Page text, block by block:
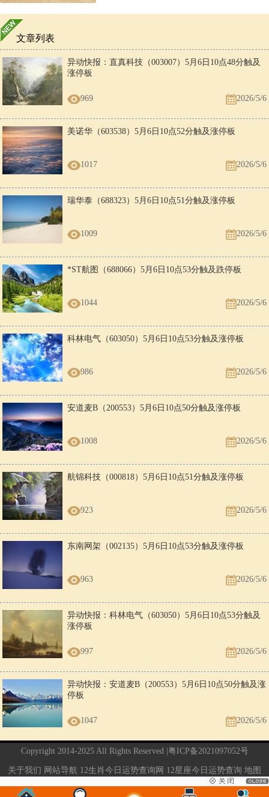
文章列表
异动快报：直真科技（003007）5月6日10点48分触及
涨停板
969 2026/5/6
美诺华（603538）5月6日10点52分触及涨停板
1017 2026/5/6
瑞华泰（688323）5月6日10点51分触及涨停板
1009 2026/5/6
*ST航图（688066）5月6日10点53分触及跌停板
1044 2026/5/6
科林电气（603050）5月6日10点53分触及涨停板
986 2026/5/6
安道麦B（200553）5月6日10点50分触及涨停板
1008 2026/5/6
航锦科技（000818）5月6日10点51分触及涨停板
923 2026/5/6
东南网架（002135）5月6日10点53分触及涨停板
963 2026/5/6
异动快报：科林电气（603050）5月6日10点53分触及
涨停板
997 2026/5/6
异动快报：安道麦B（200553）5月6日10点50分触及涨
停板
1047 2026/5/6
Copyright 2014-2025 All Rights Reserved | 粤ICP备2021097052号
关于我们 网站导航 12生肖今日运势查询网 12星座今日运势查询 地图